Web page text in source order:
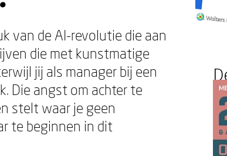
van de AI-revolutie die aan
die met kunstmatige
jij als manager bij een
Die angst om achter te
stelt waar je geen
te beginnen in dit